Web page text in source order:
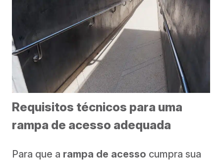
Requisitos técnicos para uma
rampa de acesso adequada
Para que a rampa de acesso cumpra sua